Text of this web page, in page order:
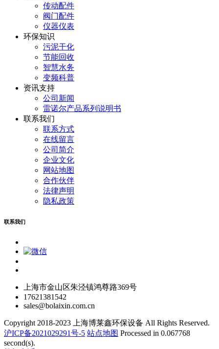
传动配件
阀门配件
仪器仪表
环保知识
污泥干化
节能回收
智慧水务
变频科普
资讯支持
公司新闻
雷诺尔产品系列说明书
联系我们
联系方式
在线留言
公司简介
企业文化
网站地图
合作伙伴
法律声明
隐私政策
联系我们
上海市金山区朱泾镇鸿尊路369号
17621381542
sales@bolaixin.com.cn
Copyright 2018-2023 上海博莱鑫环保设备 All Rights Reserved.
沪ICP备2021029291号-5 站点地图 Processed in 0.067768
second(s).